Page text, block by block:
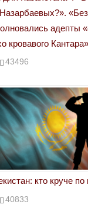
адепты
кровавого Кантара»
43496
кто круче
40833